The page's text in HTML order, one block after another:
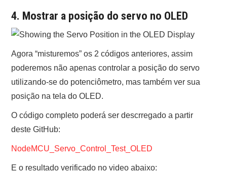
4. Mostrar a posição do servo no OLED
Agora “misturemos” os 2 códigos anteriores, assim
poderemos não apenas controlar a posição do servo
utilizando-se do potenciômetro, mas também ver sua
posição na tela do OLED.
O código completo poderá ser descrregado a partir
deste GitHub:
NodeMCU_Servo_Control_Test_OLED
E o resultado verificado no video abaixo: